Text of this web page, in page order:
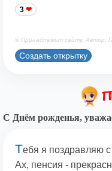
3
© Принадлежит сайту. Автор:
Создать открытку
С Днём рожденья,
Тебя я поздравляю
Ах, пенсия -